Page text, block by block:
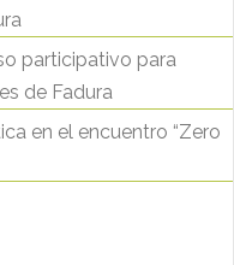
participativo para
de Fadura
en el encuentro “Zero